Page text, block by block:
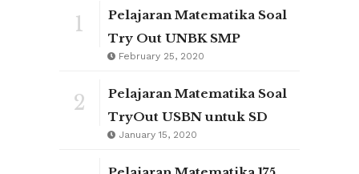
1
Pelajaran Matematika Soal
Try Out UNBK SMP
February 25, 2020
2
Pelajaran Matematika Soal
TryOut USBN untuk SD
January 15, 2020